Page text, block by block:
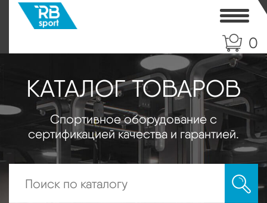
0
КАТАЛОГ ТОВАРОВ
Спортивное оборудование с
сертификацией качества и гарантией.